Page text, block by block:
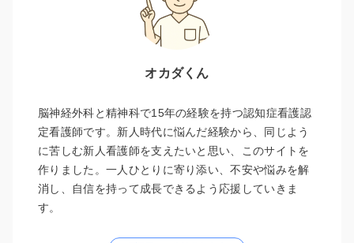
オカダくん
脳神経外科と精神科で15年の経験を持つ認知症看護認
定看護師です。新人時代に悩んだ経験から、同じよう
に苦しむ新人看護師を支えたいと思い、このサイトを
作りました。一人ひとりに寄り添い、不安や悩みを解
消し、自信を持って成長できるよう応援していきま
す。